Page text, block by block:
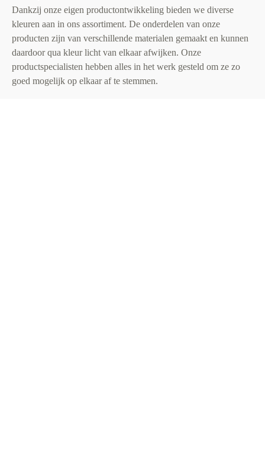
Dankzij onze eigen productontwikkeling bieden we diverse
kleuren aan in ons assortiment. De onderdelen van onze
producten zijn van verschillende materialen gemaakt en kunnen
daardoor qua kleur licht van elkaar afwijken. Onze
productspecialisten hebben alles in het werk gesteld om ze zo
goed mogelijk op elkaar af te stemmen.